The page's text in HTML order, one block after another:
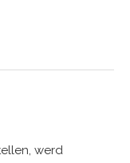
werd